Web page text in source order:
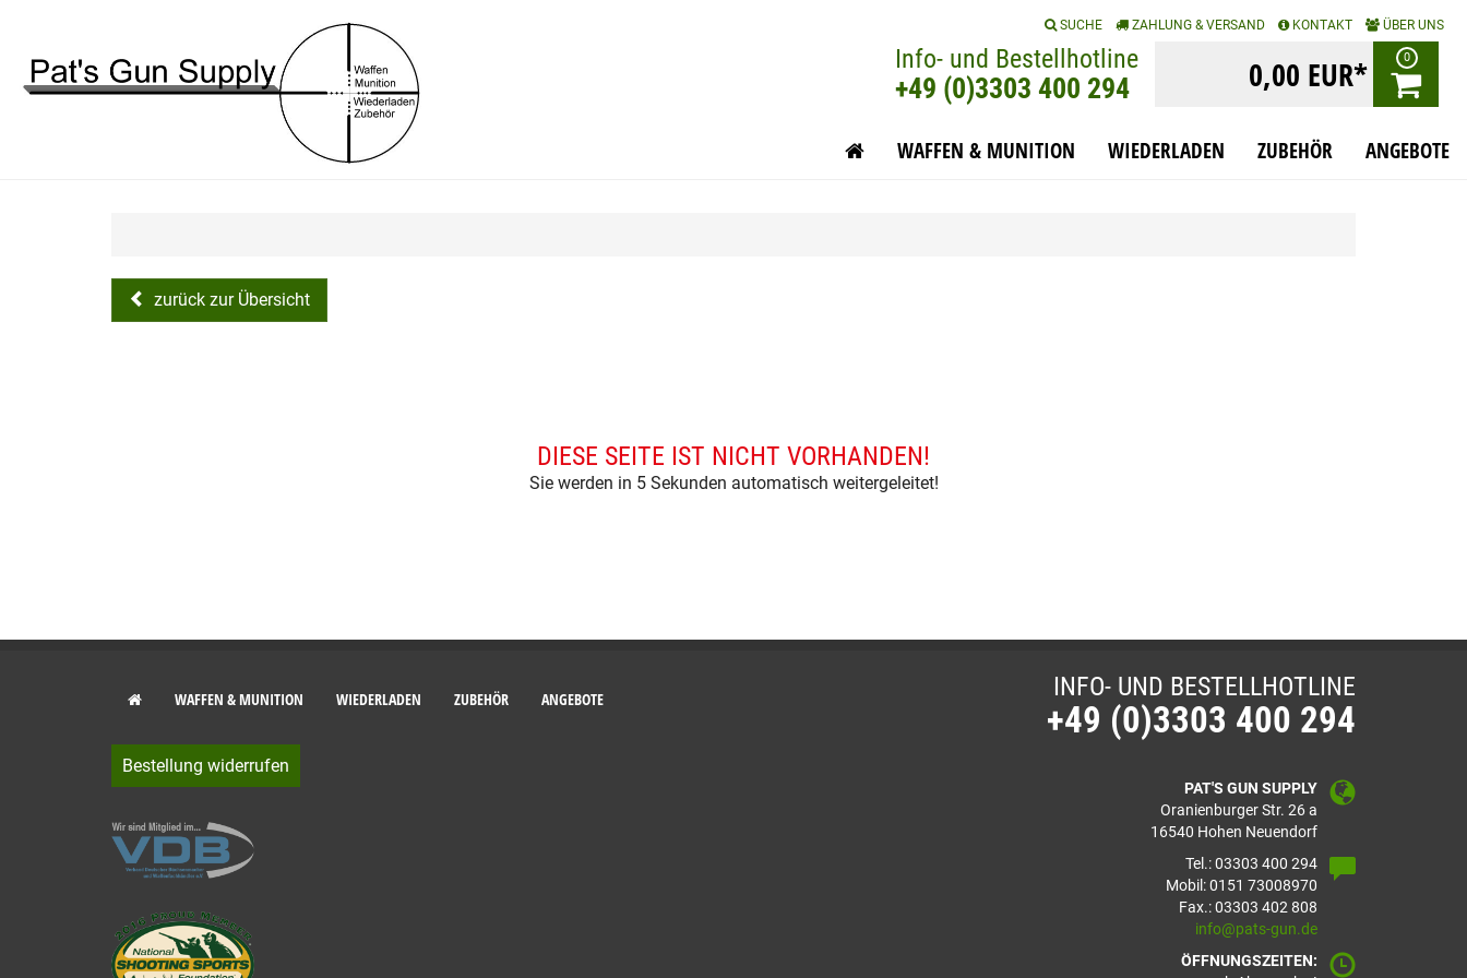
SUCHE ZAHLUNG & VERSAND KONTAKT ÜBER UNS
Info- und Bestellhotline
+49 (0)3303 400 294 0,00 EUR* 0
WAFFEN & MUNITION WIEDERLADEN ZUBEHÖR ANGEBOTE
zurück zur Übersicht
DIESE SEITE IST NICHT VORHANDEN!
Sie werden in 5 Sekunden automatisch weitergeleitet!
WAFFEN & MUNITION WIEDERLADEN ZUBEHÖR ANGEBOTE
Bestellung widerrufen
INFO- UND BESTELLHOTLINE
+49 (0)3303 400 294
PAT'S GUN SUPPLY
Oranienburger Str. 26 a
16540 Hohen Neuendorf
Tel.: 03303 400 294
Mobil: 0151 73008970
Fax.: 03303 402 808
info@pats-gun.de
ÖFFNUNGSZEITEN: